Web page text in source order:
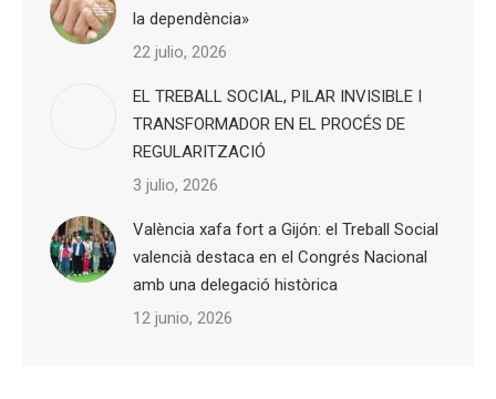
la dependència»
22 julio, 2026
EL TREBALL SOCIAL, PILAR INVISIBLE I
TRANSFORMADOR EN EL PROCÉS DE
REGULARITZACIÓ
3 julio, 2026
València xafa fort a Gijón: el Treball Social
valencià destaca en el Congrés Nacional
amb una delegació històrica
12 junio, 2026